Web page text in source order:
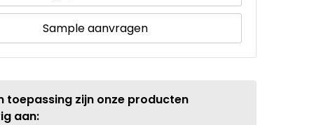
Sample aanvragen
toepassing zijn onze producten
aan: